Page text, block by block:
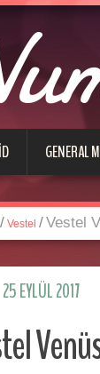
GENERAL
/ Vestel /Vestel
25 EYLÜL 2017